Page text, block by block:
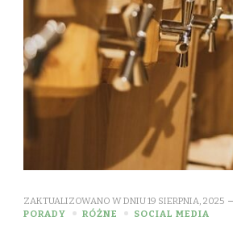
ZAKTUALIZOWANO W DNIU19 SIERPNIA, 2025
PORADY
RÓŻNE SOCIAL MEDIA